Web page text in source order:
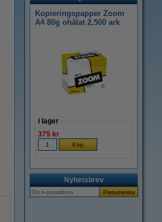
Kopieringspapper Zoom
A4 80g ohålat 2,500 ark
i lager
375 kr
Nyhetsbrev